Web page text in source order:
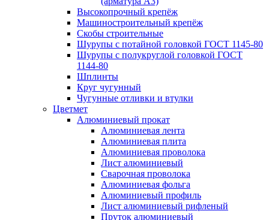
Высокопрочный крепёж
Машиностроительный крепёж
Скобы строительные
Шурупы с потайной головкой ГОСТ 1145-80
Шурупы с полукруглой головкой ГОСТ
1144-80
Шплинты
Круг чугунный
Чугунные отливки и втулки
Цветмет
Алюминиевый прокат
Алюминиевая лента
Алюминиевая плита
Алюминиевая проволока
Лист алюминиевый
Сварочная проволока
Алюминиевая фольга
Алюминиевый профиль
Лист алюминиевый рифленый
Пруток алюминиевый